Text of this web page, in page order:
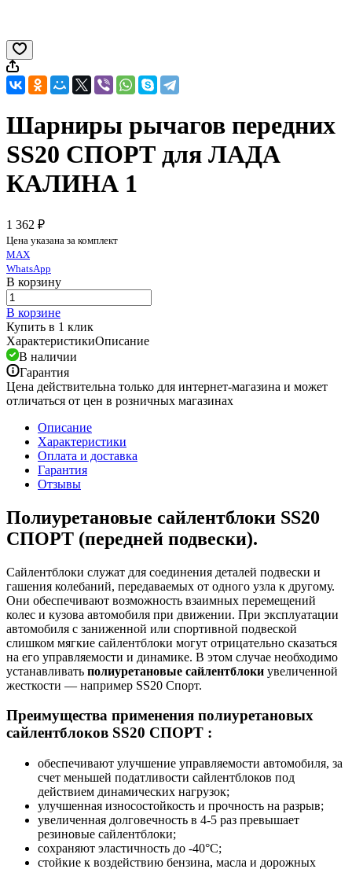
Шарниры рычагов передних
SS20 СПОРТ для ЛАДА
КАЛИНА 1
1 362 ₽
Цена указана за комплект
MAX
WhatsApp
В корзину
В корзине
Купить в 1 клик
ХарактеристикиОписание
В наличии
Гарантия
Цена действительна только для интернет-магазина и может
отличаться от цен в розничных магазинах
Описание
Характеристики
Оплата и доставка
Гарантия
Отзывы
Полиуретановые сайлентблоки SS20
СПОРТ (передней подвески).
Сайлентблоки служат для соединения деталей подвески и
гашения колебаний, передаваемых от одного узла к другому.
Они обеспечивают возможность взаимных перемещений
колес и кузова автомобиля при движении. При эксплуатации
автомобиля с заниженной или спортивной подвеской
слишком мягкие сайлентблоки могут отрицательно сказаться
на его управляемости и динамике. В этом случае необходимо
устанавливать полиуретановые сайлентблоки увеличенной
жесткости — например SS20 Спорт.
Преимущества применения полиуретановых
сайлентблоков SS20 СПОРТ :
обеспечивают улучшение управляемости автомобиля, за
счет меньшей податливости сайлентблоков под
действием динамических нагрузок;
улучшенная износостойкость и прочность на разрыв;
увеличенная долговечность в 4-5 раз превышает
резиновые сайлентблоки;
сохраняют эластичность до -40°С;
стойкие к воздействию бензина, масла и дорожных